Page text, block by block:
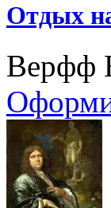
Отдых
Верфф